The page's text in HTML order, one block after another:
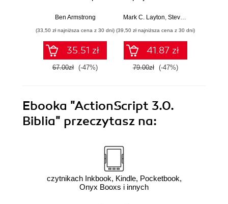
cyfrowej ekonomii
Ben Armstrong
(33,50 zł najniższa cena z 30 dni)
35.51 zł
67.00zł (-47%)
Wydanie III
Mark C. Layton Steven J. Ostermiller
(39,50 zł najniższa cena z 30 dni)
41.87 zł
79.00zł (-47%)
Ebooka "ActionScript 3.0.
Biblia" przeczytasz na:
czytnikach Inkbook, Kindle, Pocketbook,
Onyx Booxs i innych